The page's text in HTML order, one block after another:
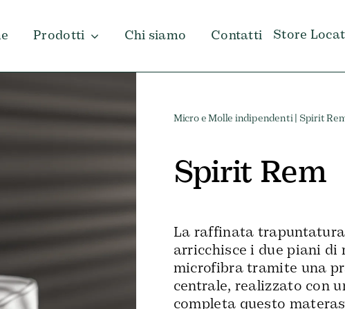
Prodotti Chi siamo Contatti Store
Micro e Molle indipendenti| Spirit
Spirit Rem
La raffinata
arricchisce i due piani di
microfibra tramite una
centrale, realizzato con
completa questo